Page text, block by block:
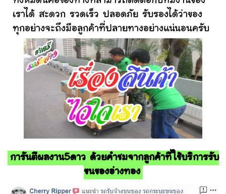
เราได้ สะดวก รวดเร็ว ปลอดภัย รับรองได้ว่าของ
ทุกอย่างจะถึงมือลูกค้าที่ปลายทางอย่างแน่นอนครับ
การันตีผลงาน5ดาว ด้วยคำชมจากลูกค้าที่ใช้บริการรับ
ขนของอ่างทอง